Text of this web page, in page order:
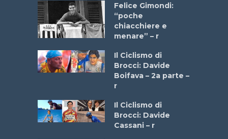
Felice Gimondi:
“poche
chiacchiere e
menare” – r
Il Ciclismo di
Brocci: Davide
Boifava – 2a parte –
r
Il Ciclismo di
Brocci: Davide
Cassani – r